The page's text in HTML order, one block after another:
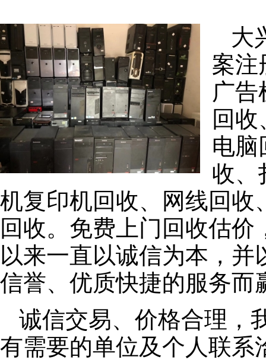
大
案注
广
回
电脑
收、
机复印机回收、网线回收
回收。免费上门回收估
以来一直以诚信为本，
信誉、优质快捷的服务而
诚信交易、价格合理，
有需要的单位及个人联系